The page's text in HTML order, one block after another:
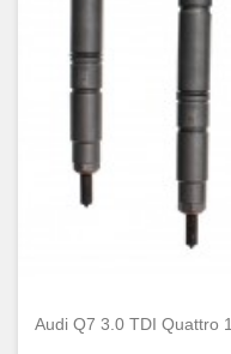
Audi Q7 3.0 TDI Quattro